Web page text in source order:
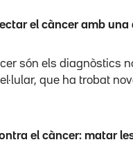
el càncer amb
són els diagnòstics
que ha trobat
el càncer: matar